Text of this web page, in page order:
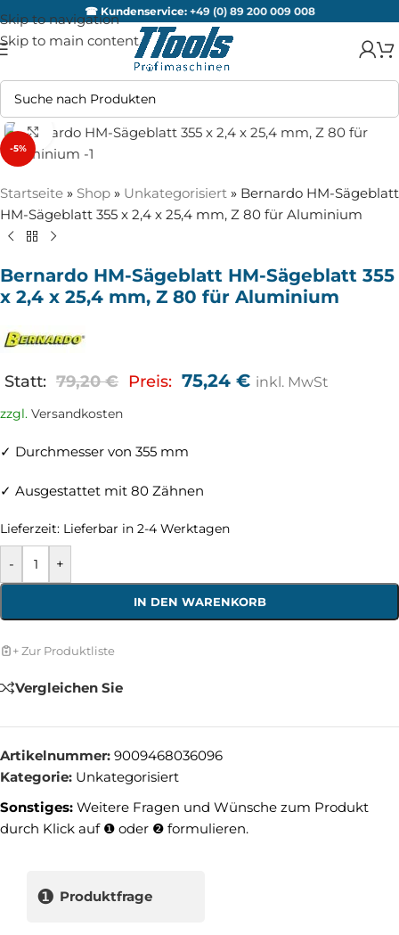
Skip to navigation
Skip to main content
☎ Kundenservice: +49 (0) 89 200 009 008
-5%
Zum Vergrößern anklicken
Startseite » Shop » Unkategorisiert » Bernardo HM-Sägeblatt
HM-Sägeblatt 355 x 2,4 x 25,4 mm, Z 80 für Aluminium
Bernardo HM-Sägeblatt HM-Sägeblatt 355
x 2,4 x 25,4 mm, Z 80 für Aluminium
Statt: 79,20€ Preis: 75,24 € inkl. MwSt
zzgl. Versandkosten
✓ Durchmesser von 355 mm
✓ Ausgestattet mit 80 Zähnen
Lieferzeit: Lieferbar in 2-4 Werktagen
- +
IN DEN WARENKORB
+ Zur Produktliste
Vergleichen Sie
Artikelnummer: 9009468036096
Kategorie: Unkategorisiert
Sonstiges: Weitere Fragen und Wünsche zum Produkt
durch Klick auf ❶ oder ❷ formulieren.
❶ Produktfrage